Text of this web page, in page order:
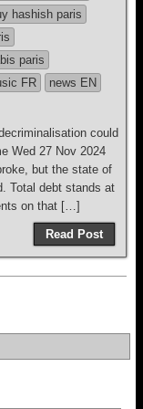
hashish paris
paris
FR
news EN
could
Wed 27 Nov 2024
but the state of
Total debt stands at
on that […]
Read Post